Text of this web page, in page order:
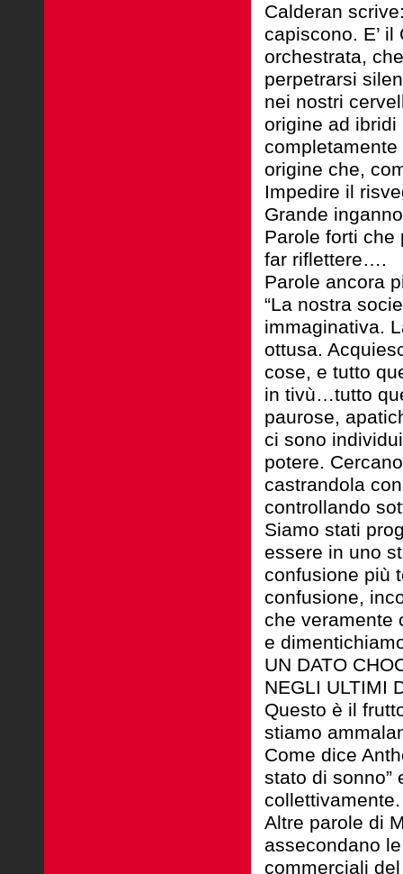
Calderan
capiscono. E’
orchestrata,
perpetrarsi
nei nostri
origine ad
origine che,
Impedire il
Grande
Parole forti che
far riflettere….
Parole ancora
“La nostra
immaginativa.
ottusa.
cose, e tutto
in tivù…tutto
paurose,
ci sono
potere.
castrandola
controllando
Siamo stati
essere in uno
confusione più
confusione,
che veramente
e
UN DATO
NEGLI ULTIMI
Questo è il
stiamo
Come dice
stato di sonno”
collettivamente.
Altre parole di
assecondano
commerciali del